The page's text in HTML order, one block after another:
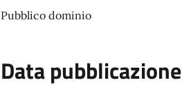
Pubblico dominio
Data pubblicazione